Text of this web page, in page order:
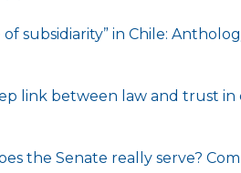
subsidiarity” in Chile:
link between law and trust
the Senate really serve?